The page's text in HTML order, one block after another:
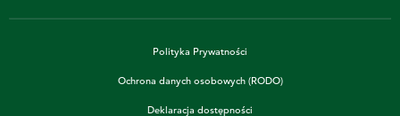
Polityka Prywatności
Ochrona danych osobowych (RODO)
Deklaracja dostępności